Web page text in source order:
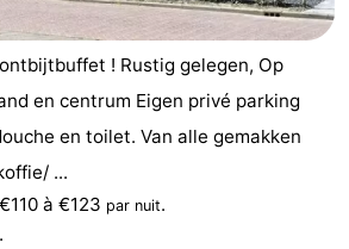
! Rustig gelegen, Op
en centrum Eigen privé parking
en toilet. Van alle gemakken
...
à €123 par nuit.